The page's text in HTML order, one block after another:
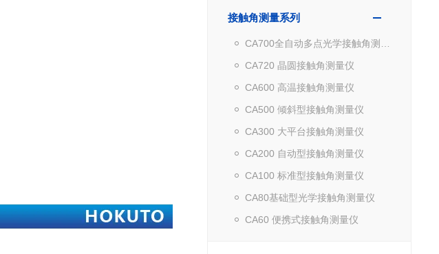
接触角测量系列
CA720 晶圆接触角测量仪
CA600 高温接触角测量仪
CA500 倾斜型接触角测量仪
CA300 大平台接触角测量仪
CA200 自动型接触角测量仪
CA100 标准型接触角测量仪
CA80基础型光学接触角测量仪
CA60 便携式接触角测量仪